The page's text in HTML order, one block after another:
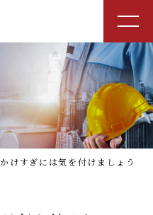
けすぎには気を付けましょう